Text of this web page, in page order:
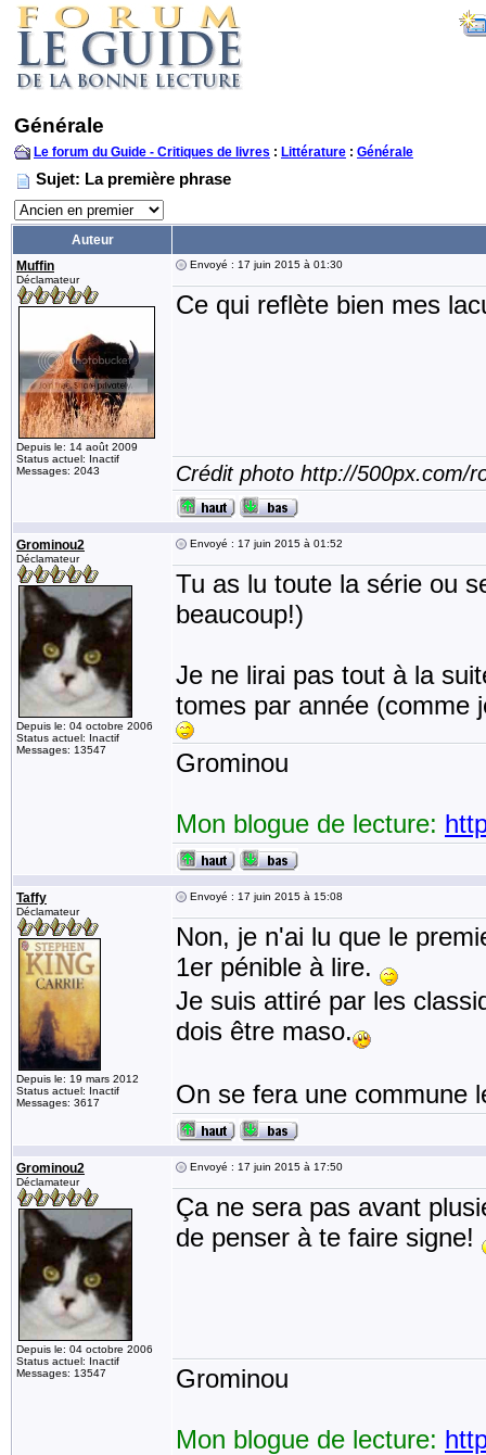
Générale
Le forum du Guide - Critiques de livres : Littérature : Générale
Sujet: La première phrase
Auteur
Muffin
Déclamateur
Depuis le: 14 août 2009
Status actuel: Inactif
Messages: 2043
Envoyé : 17 juin 2015 à 01:30
Ce qui reflète bien mes
Crédit photo http://500px.com/
Grominou2
Déclamateur
Depuis le: 04 octobre 2006
Status actuel: Inactif
Messages: 13547
Envoyé : 17 juin 2015 à 01:52
Tu as lu toute la série ou
beaucoup!)
Je ne lirai pas tout à la
tomes par année (comme
Grominou
Mon blogue de lecture:
Taffy
Déclamateur
Depuis le: 19 mars 2012
Status actuel: Inactif
Messages: 3617
Envoyé : 17 juin 2015 à 15:08
Non, je n'ai lu que le
1er pénible à lire.
Je suis attiré par les
dois être maso.
On se fera une commune
Grominou2
Déclamateur
Depuis le: 04 octobre 2006
Status actuel: Inactif
Messages: 13547
Envoyé : 17 juin 2015 à 17:50
Ça ne sera pas avant
de penser à te faire signe!
Grominou
Mon blogue de lecture: